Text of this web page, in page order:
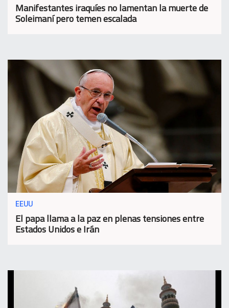
Manifestantes iraquíes no lamentan la muerte de
Soleimaní pero temen escalada
EEUU
El papa llama a la paz en plenas tensiones entre
Estados Unidos e Irán